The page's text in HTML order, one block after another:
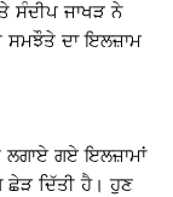
ਸੰਦੀਪ ਜਾਖੜ ਨੇ
ਸਮਝੌਤੇ ਦਾ ਇਲਜ਼ਾਮ
ਲਗਾਏ ਗਏ ਇਲਜ਼ਾਮਾਂ
ਛੇੜ ਦਿੱਤੀ ਹੈ। ਹੁਣ